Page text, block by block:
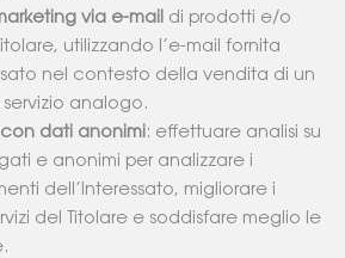
via e-mail di prodotti e/o
utilizzando l’e-mail fornita
nel contesto della vendita di un
analogo.
dati anonimi: effettuare analisi su
e anonimi per analizzare i
dell’Interessato, migliorare i
del Titolare e soddisfare meglio le